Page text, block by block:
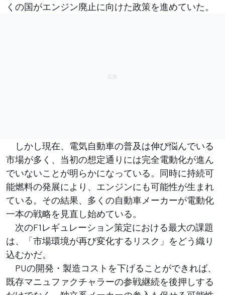
くの国がエンジン廃止に向けた政策を進めていた。
しかし現在、電気自動車の普及は伸び悩んでいる
市場が多く、当初の想定通りには完全電動化が進ん
でいないことが明らかになっている。同時に持続可
能燃料の発展により、エンジンにも可能性が生まれ
ている。その結果、多くの自動車メーカーが電動化
一本の戦略を見直し始めている。
次のF1レギュレーション策定における最大の課題
は、「市場環境が再び変化するリスク」をどう織り
込むかだ。
PUの開発・製造コストを下げることができれば、
既存マニュファクチャラーの参戦継続を後押しする